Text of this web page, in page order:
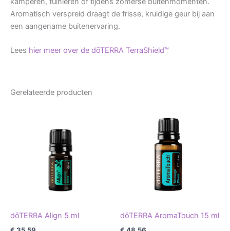
Aromatisch verspreid draagt de frisse, kruidige geur bij aan
een aangename buitenervaring.
Lees hier meer over de dōTERRA TerraShield™
Gerelateerde producten
dōTERRA Align 5 ml dōTERRA AromaTouch 15 ml